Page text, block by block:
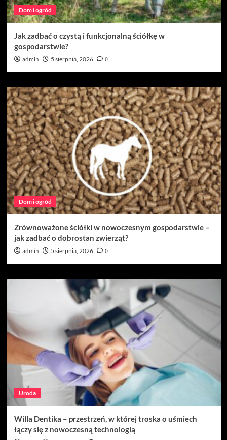
Dom i ogród
Jak zadbać o czystą i funkcjonalną ściółkę w
gospodarstwie?
admin 5 sierpnia, 2026 0
Dom i ogród
Zrównoważone ściółki w nowoczesnym gospodarstwie –
jak zadbać o dobrostan zwierząt?
admin 5 sierpnia, 2026 0
Uroda
Willa Dentika – przestrzeń, w której troska o uśmiech
łączy się z nowoczesną technologią